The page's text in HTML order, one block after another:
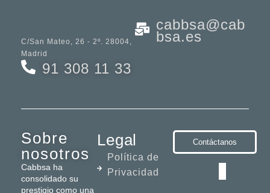
C/San Mateo, 26 - 2º. 28004,
Madrid
91 308 11 33
cabbsa@cab
bsa.es
Sobre
nosotros
Cabbsa ha
consolidado su
prestigio como una
Legal
Política de
Privacidad
Contáctanos